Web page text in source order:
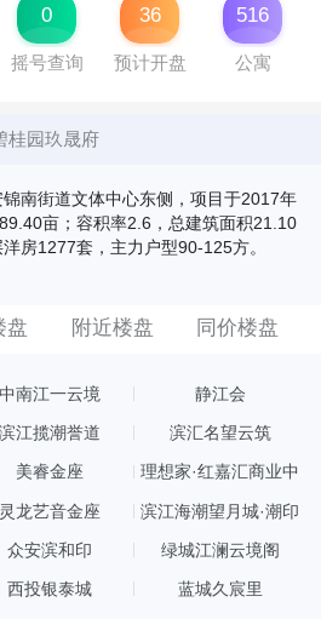
0
摇号查询
36
预计开盘
516
公寓
桂园玖晟府
南街道文体中心东侧，项目于2017年
亩；容积率2.6，总建筑面积21.10
房1277套，主力户型90-125方。
盘 附近楼盘 同价楼盘
中南江一云境 静江会
滨江揽潮誉道 滨汇名望云筑
美睿金座
理想家·红嘉汇商业中
灵龙艺音金座 滨江海潮望月城·潮印
众安滨和印 绿城江澜云境阁
西投银泰城 蓝城久宸里